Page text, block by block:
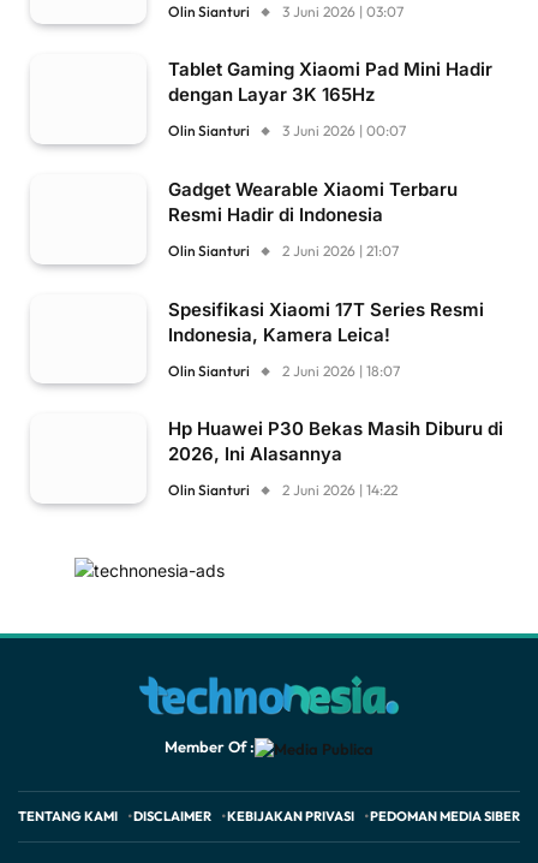
Olin Sianturi 3 Juni 2026 | 03:07
Tablet Gaming Xiaomi Pad Mini Hadir
dengan Layar 3K 165Hz
Olin Sianturi 3 Juni 2026 | 00:07
Gadget Wearable Xiaomi Terbaru
Resmi Hadir di Indonesia
Olin Sianturi 2 Juni 2026 | 21:07
Spesifikasi Xiaomi 17T Series Resmi
Indonesia, Kamera Leica!
Olin Sianturi 2 Juni 2026 | 18:07
Hp Huawei P30 Bekas Masih Diburu di
2026, Ini Alasannya
Olin Sianturi 2 Juni 2026 | 14:22
Member Of :
TENTANG KAMI DISCLAIMER KEBIJAKAN PRIVASI PEDOMAN MEDIA SIBER